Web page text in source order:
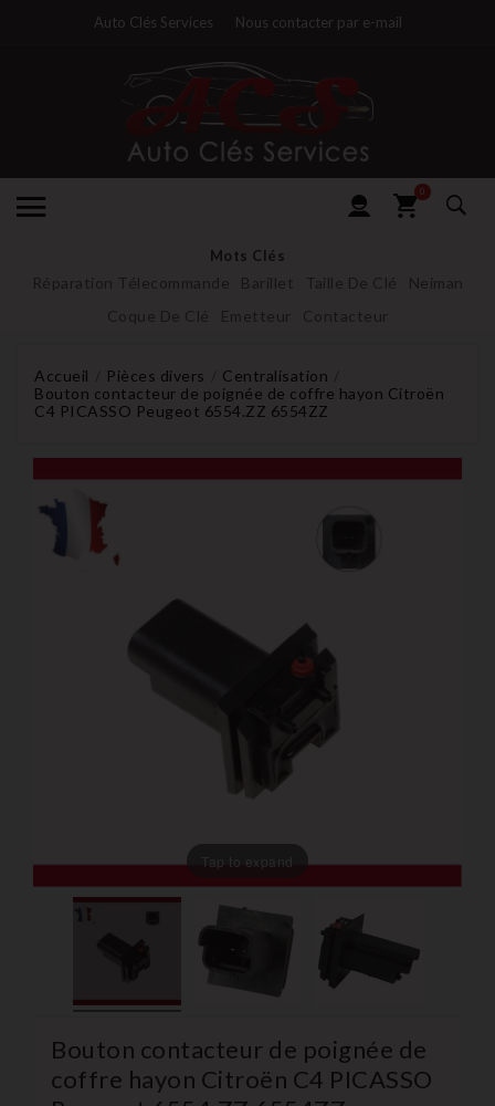
Auto Clés Services Nous contacter par e-mail
0
Mots Clés
Réparation Télecommande Barillet Taille De Clé
Neiman
Coque De Clé
Emetteur Contacteur
Accueil Pièces divers
Centralisation
Bouton contacteur de poignée de coffre hayon Citroën
C4 PICASSO Peugeot 6554.ZZ 6554ZZ
Tap to expand
Bouton contacteur de poignée de
coffre hayon Citroën C4 PICASSO